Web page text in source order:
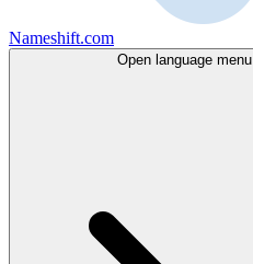
Nameshift.com
Open language menu